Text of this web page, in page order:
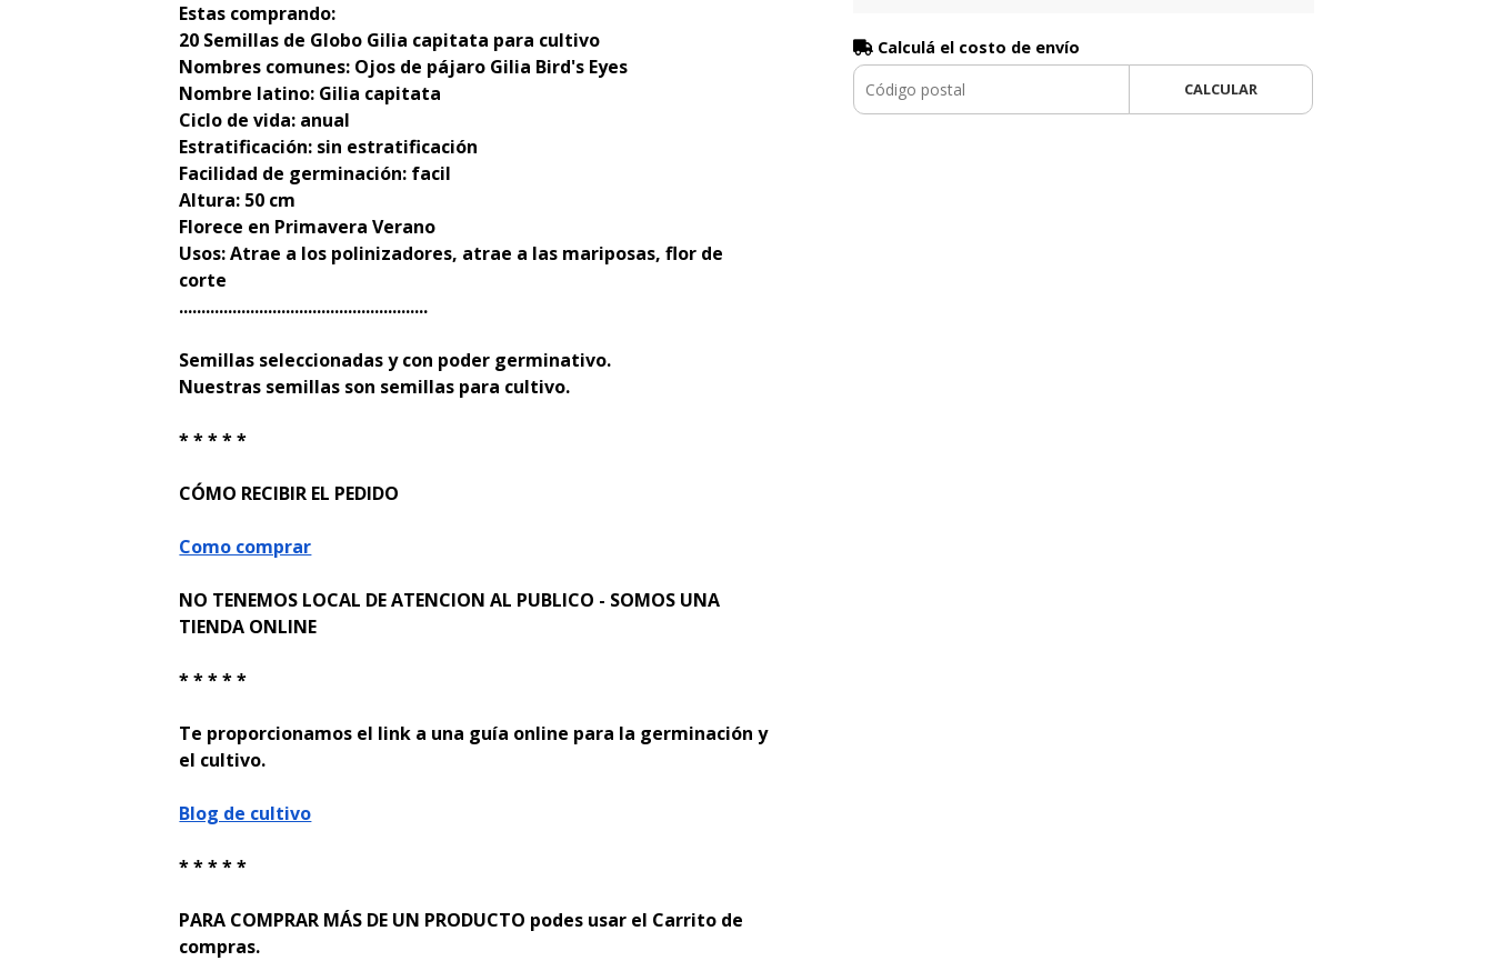
Estas comprando:
20 Semillas de Globo Gilia capitata para cultivo
Nombres comunes: Ojos de pájaro Gilia Bird's Eyes
Nombre latino: Gilia capitata
Ciclo de vida: anual
Estratificación: sin estratificación
Facilidad de germinación: facil
Altura: 50 cm
Florece en Primavera Verano
Usos: Atrae a los polinizadores, atrae a las mariposas, flor de
corte
........................................................
Semillas seleccionadas y con poder germinativo.
Nuestras semillas son semillas para cultivo.
* * * * *
CÓMO RECIBIR EL PEDIDO
Como comprar
NO TENEMOS LOCAL DE ATENCION AL PUBLICO - SOMOS UNA
TIENDA ONLINE
* * * * *
Te proporcionamos el link a una guía online para la germinación y
el cultivo.
Blog de cultivo
* * * * *
PARA COMPRAR MÁS DE UN PRODUCTO podes usar el Carrito de
compras.
Calculá el costo de envío
CALCULAR